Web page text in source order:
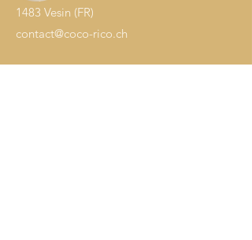
1483 Vesin (FR)
contact@coco-rico.ch
Accueil